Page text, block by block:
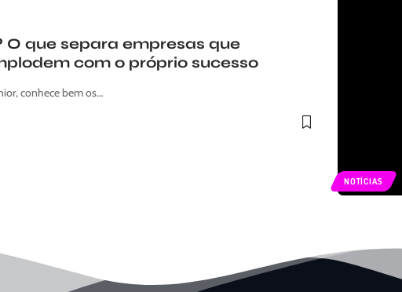
NOTÍCIAS
que separa empresas que
com o próprio sucesso
conhece bem os…